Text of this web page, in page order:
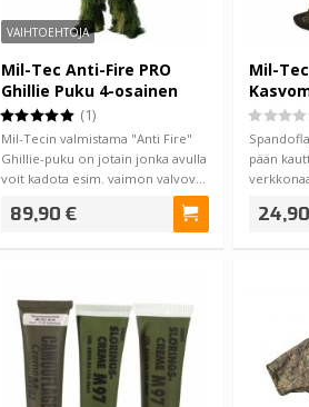
VAIHTOEHTOJA
Mil-Tec Anti-Fire PRO
Ghillie Puku 4-osainen
(1)
Mil-Tecin valmistama "Anti Fire"
Ghillie-puku on jotain jonka avulla
voit kadota esim. vaimon valvov…
89,90 €
Mil-
pään